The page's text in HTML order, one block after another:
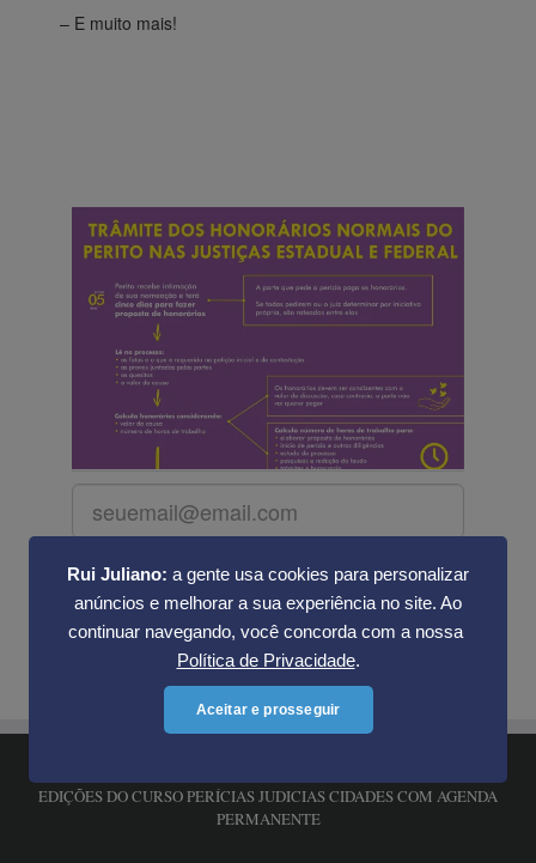
Rui Juliano: a gente usa cookies para personalizar
anúncios e melhorar a sua experiência no site. Ao
continuar navegando, você concorda com a nossa
Política de Privacidade.
Aceitar e prosseguir
– E muito mais!
Cadastrar meu e-mail
EDIÇÕES DO CURSO PERÍCIAS JUDICIAS CIDADES COM AGENDA
PERMANENTE